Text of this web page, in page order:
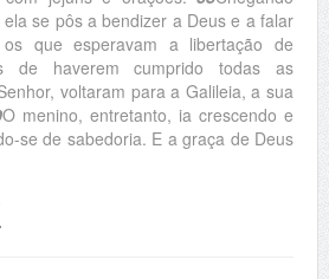
se pôs a bendizer a Deus e a falar
que esperavam a libertação de
de haverem cumprido todas as
voltaram para a Galileia, a sua
O menino, entretanto, ia crescendo e
se de sabedoria. E a graça de Deus